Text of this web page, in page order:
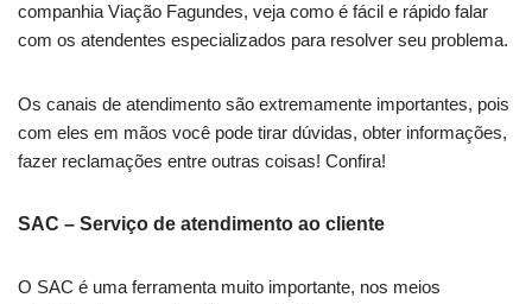
companhia Viação Fagundes, veja como é fácil e rápido falar
com os atendentes especializados para resolver seu problema.
Os canais de atendimento são extremamente importantes, pois
com eles em mãos você pode tirar dúvidas, obter informações,
fazer reclamações entre outras coisas! Confira!
SAC – Serviço de atendimento ao cliente
O SAC é uma ferramenta muito importante, nos meios